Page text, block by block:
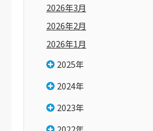
2026年3月
2026年2月
2026年1月
2025年
2024年
2023年